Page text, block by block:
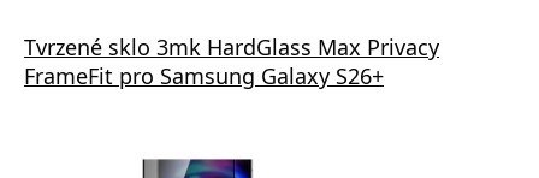
Tvrzené sklo 3mk HardGlass Max Privacy
FrameFit pro Samsung Galaxy S26+